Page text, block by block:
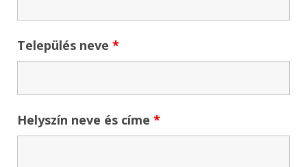
Település neve *
Helyszín neve és címe *